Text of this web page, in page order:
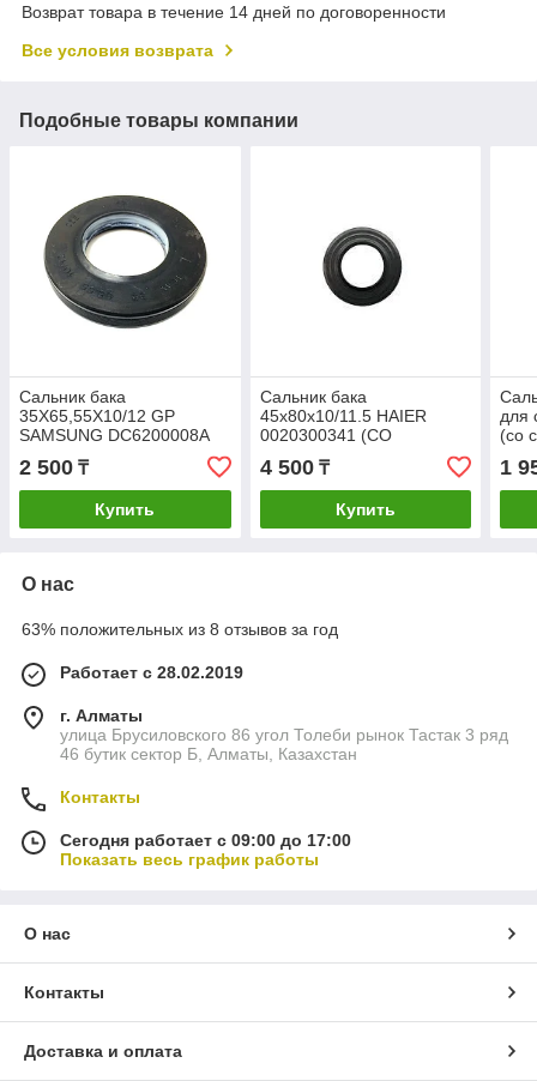
Возврат товара в течение 14 дней по договоренности
Все условия возврата
Подобные товары компании
Сальник бака
35Х65,55Х10/12 GP
SAMSUNG DC6200008A
(со смазкой)
2 500 ₸
Купить
Сальник бака
45x80x10/11.5 HAIER
0020300341 (СО
СМАЗКОЙ)
4 500₸
Купить
для
(со
1
О нас
63% положительных из 8 отзывов за год
Работает с 28.02.2019
г. Алматы
улица Брусиловского 86 угол Толеби рынок Тастак 3 ряд
46 бутик сектор Б, Алматы, Казахстан
Контакты
Сегодня работает с 09:00 до 17:00
Показать весь график работы
О нас
Контакты
Доставка и оплата